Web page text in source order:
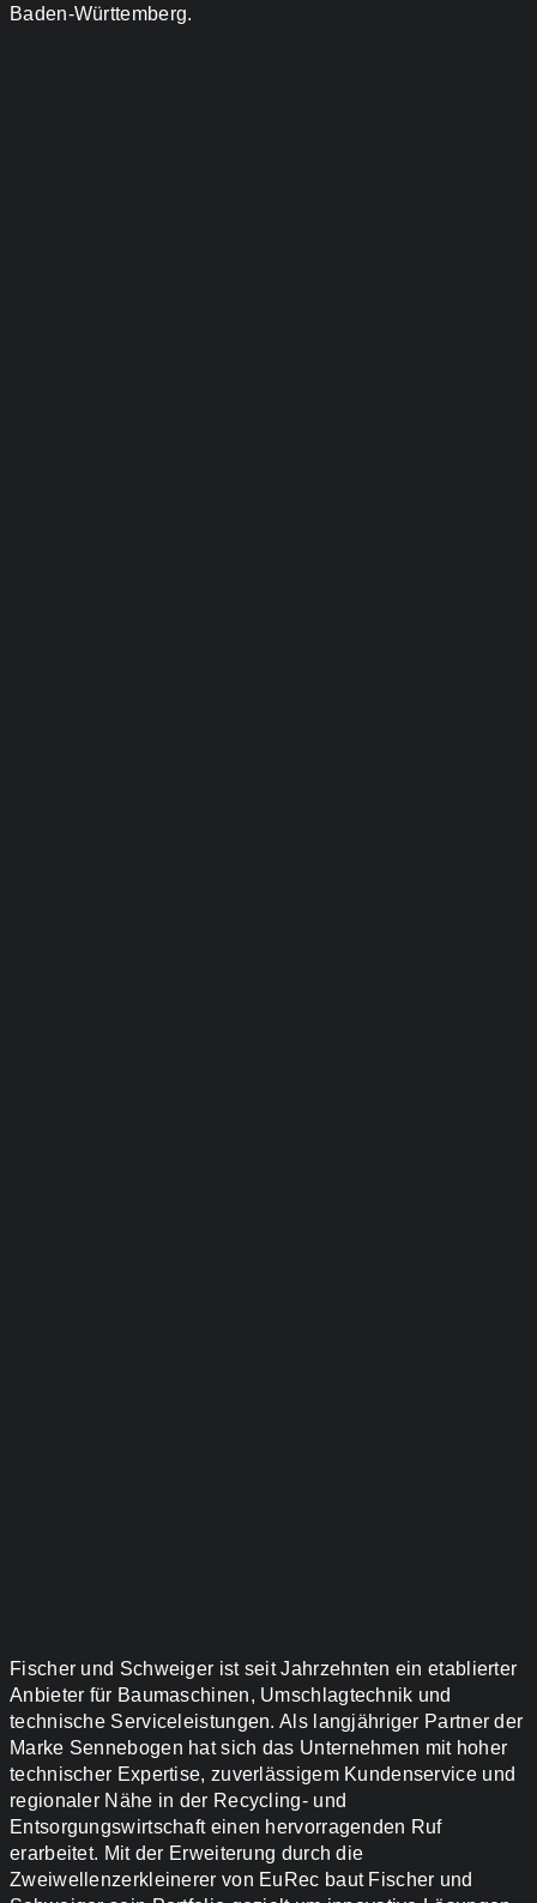
Baden-Württemberg.
Fischer und Schweiger ist seit Jahrzehnten ein etablierter
Anbieter für Baumaschinen, Umschlagtechnik und
technische Serviceleistungen. Als langjähriger Partner der
Marke Sennebogen hat sich das Unternehmen mit hoher
technischer Expertise, zuverlässigem Kundenservice und
regionaler Nähe in der Recycling- und
Entsorgungswirtschaft einen hervorragenden Ruf
erarbeitet. Mit der Erweiterung durch die
Zweiwellenzerkleinerer von EuRec baut Fischer und